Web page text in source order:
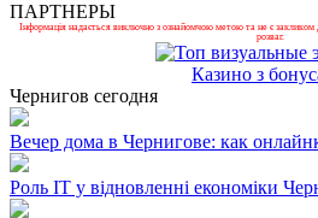
ПАРТНЕРЫ
Інформація надається виключно з ознайомчою метою та не є закликом
розваг.
Казино з
Чернигов сегодня
Вечер дома в Чернигове: как
Роль ІТ у відновленні економіки